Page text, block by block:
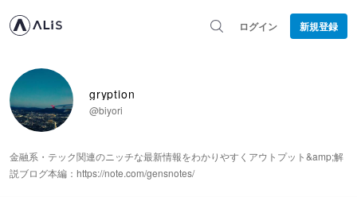
ログイン 新規登録
gryption
@biyori
金融系・テック関連のニッチな最新情報をわかりやすくアウトプット&amp;解
説ブログ本編：https://note.com/gensnotes/